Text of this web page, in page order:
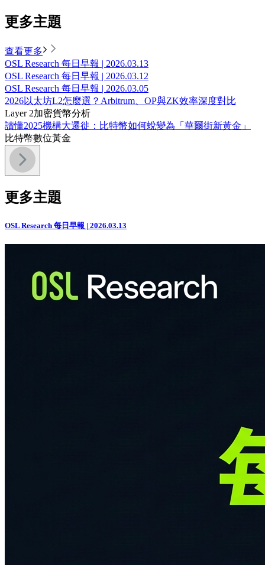
更多主題
查看更多
OSL Research 每日早報 | 2026.03.13
OSL Research 每日早報 | 2026.03.12
OSL Research 每日早報 | 2026.03.05
2026以太坊L2怎麼選？Arbitrum、OP與ZK效率深度對比
Layer 2加密貨幣分析
讀懂2025機構大遷徙：比特幣如何蛻變為「華爾街新黃金」
比特幣數位黃金
更多主題
OSL Research 每日早報 | 2026.03.13